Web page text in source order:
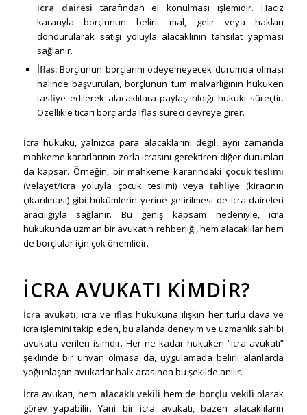
icra dairesi tarafından el konulması işlemidir. Haciz
kararıyla borçlunun belirli mal, gelir veya hakları
dondurularak satışı yoluyla alacaklının tahsilat yapması
sağlanır.
İflas:Borçlunun borçlarını ödeyemeyecek durumda olması
halinde başvurulan, borçlunun tüm malvarlığının hukuken
tasfiye edilerek alacaklılara paylaştırıldığı hukuki süreçtir.
Özellikle ticari borçlarda iflas süreci devreye girer.
İcra hukuku, yalnızca para alacaklarını değil, aynı zamanda
mahkeme kararlarının zorla icrasını gerektiren diğer durumları
da kapsar. Örneğin, bir mahkeme kararındaki çocuk teslimi
(velayet/icra yoluyla çocuk teslimi) veyatahliye (kiracının
çıkarılması) gibi hükümlerin yerine getirilmesi de icra daireleri
aracılığıyla sağlanır. Bu geniş kapsam nedeniyle, icra
hukukunda uzman bir avukatın rehberliği, hem alacaklılar hem
de borçlular için çok önemlidir.
İCRA AVUKATI KIMDIR?
İcra avukatı, icra ve iflas hukukuna ilişkin her türlü dava ve
icra işlemini takip eden, bu alanda deneyim ve uzmanlık sahibi
avukata verilen isimdir. Her ne kadar hukuken “icra avukatı”
şeklinde bir unvan olmasa da, uygulamada belirli alanlarda
yoğunlaşan avukatlar halk arasında bu şekilde anılır.
İcra avukatı, hem alacaklı vekili hem de borçlu vekili olarak
görev yapabilir. Yani bir icra avukatı, bazen alacaklıların